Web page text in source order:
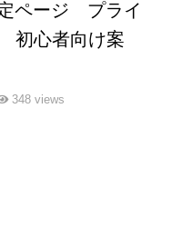
ページ プライ
初心者向け案
348views